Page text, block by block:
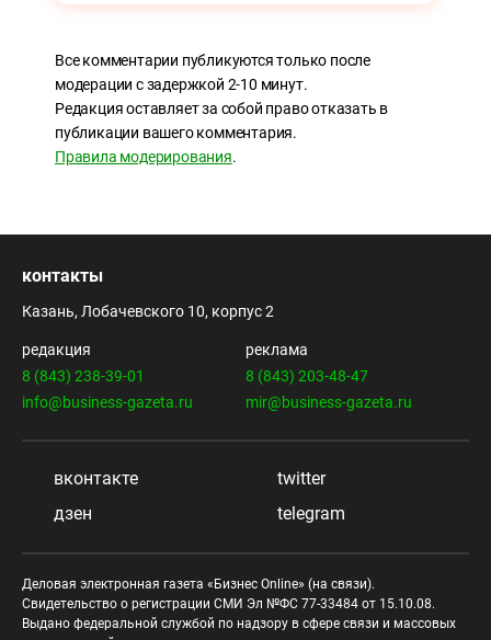
Все комментарии публикуются только после
модерации с задержкой 2-10 минут.
Редакция оставляет за собой право отказать в
публикации вашего комментария.
Правила модерирования.
контакты
Казань, Лобачевского 10, корпус 2
редакция
8 (843) 238-39-01
info@business-gazeta.ru
реклама
8 (843) 203-48-47
mir@business-gazeta.ru
вконтакте
twitter
дзен
telegram
Деловая электронная газета «Бизнес Online» (на связи).
Свидетельство о регистрации СМИ Эл №ФС 77-33484 от 15.10.08.
Выдано федеральной службой по надзору в сфере связи и массовых